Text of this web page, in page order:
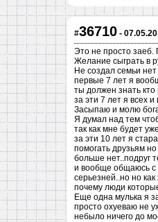
#36710 -
Это не просто заеб.
Желание сыграть в
Не создал семьи
первые 7 лет я
ты должен знать кто
за эти 7 лет я всех
Засыпаю и молю
Я думал над тем
так как мне будет
за эти 10 лет я
помогать друзьям
больше нет..подруг
и вообще общаюсь с
серьезней..но но
почему люди
Еще одна мулька я
просто охуеваю не
небыло ничего до